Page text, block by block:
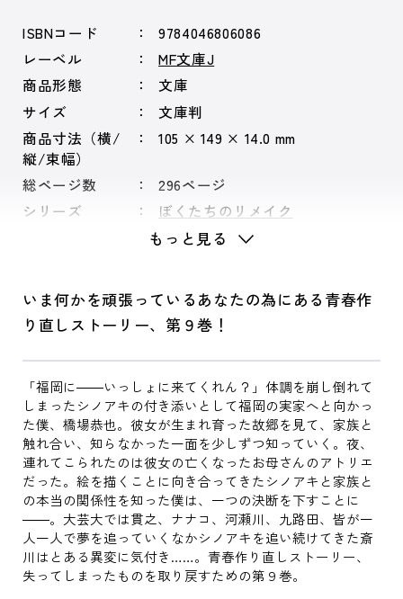
ISBNコード
9784046806086
レーベル
MF文庫J
商品形態
文庫
サイズ
文庫判
商品寸法（横/
縦/束幅）
105 × 149 × 14.0 mm
総ページ数
296ページ
シリーズ
ぼくたちのリメイク
もっと見る
いま何かを頑張っているあなたの為にある青春作
り直しストーリー、第９巻！
「福岡に――いっしょに来てくれん？」体調を崩し倒れて
しまったシノアキの付き添いとして福岡の実家へと向かっ
た僕、橋場恭也。彼女が生まれ育った故郷を見て、家族と
触れ合い、知らなかった一面を少しずつ知っていく。夜、
連れてこられたのは彼女の亡くなったお母さんのアトリエ
だった。絵を描くことに向き合ってきたシノアキと家族と
の本当の関係性を知った僕は、一つの決断を下すことに
――。大芸大では貫之、ナナコ、河瀬川、九路田、皆が一
人一人で夢を追っていくなかシノアキを追い続けてきた斎
川はとある異変に気付き……。青春作り直しストーリー、
失ってしまったものを取り戻すための第９巻。